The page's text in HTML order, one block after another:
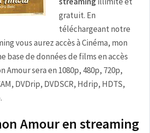
gratuit. En
téléchargeant notre
vous aurez accès à Cinéma, mon
base de données de films en accès
Amour sera en 1080p, 480p, 720p,
DVDrip, DVDSCR, Hdrip, HDTS,
Amour en streaming